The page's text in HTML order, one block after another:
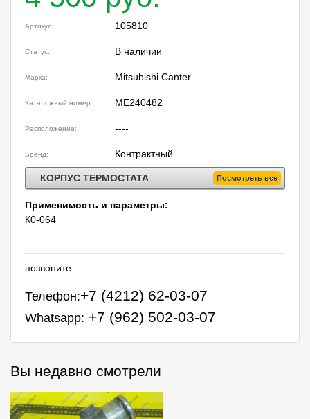
Артикул: 105810
Статус: В наличии
Марка: Mitsubishi Canter
Каталожный номер: ME240482
Расположение: ----
Бренд: Контрактный
КОРПУС ТЕРМОСТАТА Посмотреть все
Применимость и параметры:
К0-064
позвоните
Телефон:+7 (4212) 62-03-07
Whatsapp: +7 (962) 502-03-07
Вы недавно смотрели